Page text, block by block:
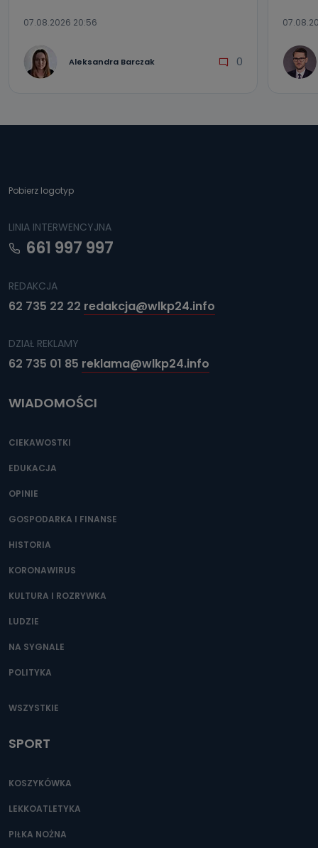
07.08.2026 20:56
Aleksandra Barczak 0
Pobierz logotyp
LINIA INTERWENCYJNA
661 997 997
REDAKCJA
62 735 22 22 redakcja@wlkp24.info
DZIAŁ REKLAMY
62 735 01 85 reklama@wlkp24.info
WIADOMOŚCI
CIEKAWOSTKI
EDUKACJA
OPINIE
GOSPODARKA I FINANSE
HISTORIA
KORONAWIRUS
KULTURA I ROZRYWKA
LUDZIE
NA SYGNALE
POLITYKA
WSZYSTKIE
SPORT
KOSZYKÓWKA
LEKKOATLETYKA
PIŁKA NOŻNA